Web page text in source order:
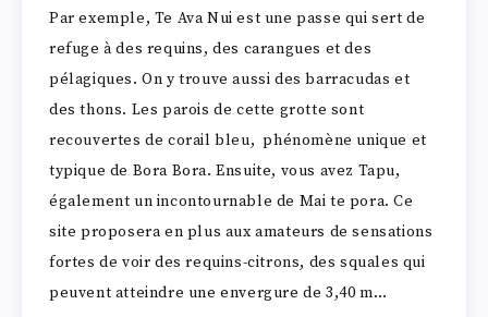
Par exemple, Te Ava Nui est une passe qui sert de
refuge à des requins, des carangues et des
pélagiques. On y trouve aussi des barracudas et
des thons. Les parois de cette grotte sont
recouvertes de corail bleu, phénomène unique et
typique de Bora Bora. Ensuite, vous avez Tapu,
également un incontournable de Mai te pora. Ce
site proposera en plus aux amateurs de sensations
fortes de voir des requins-citrons, des squales qui
peuvent atteindre une envergure de 3,40 m…